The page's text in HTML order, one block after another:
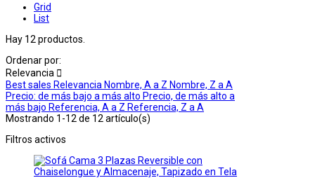
Grid
List
Hay 12 productos.
Ordenar por:
Relevancia 
Best sales Relevancia Nombre, A a Z Nombre, Z a A
Precio: de más bajo a más alto Precio, de más alto a
más bajo Referencia, A a Z Referencia, Z a A
Mostrando 1-12 de 12 artículo(s)
Filtros activos